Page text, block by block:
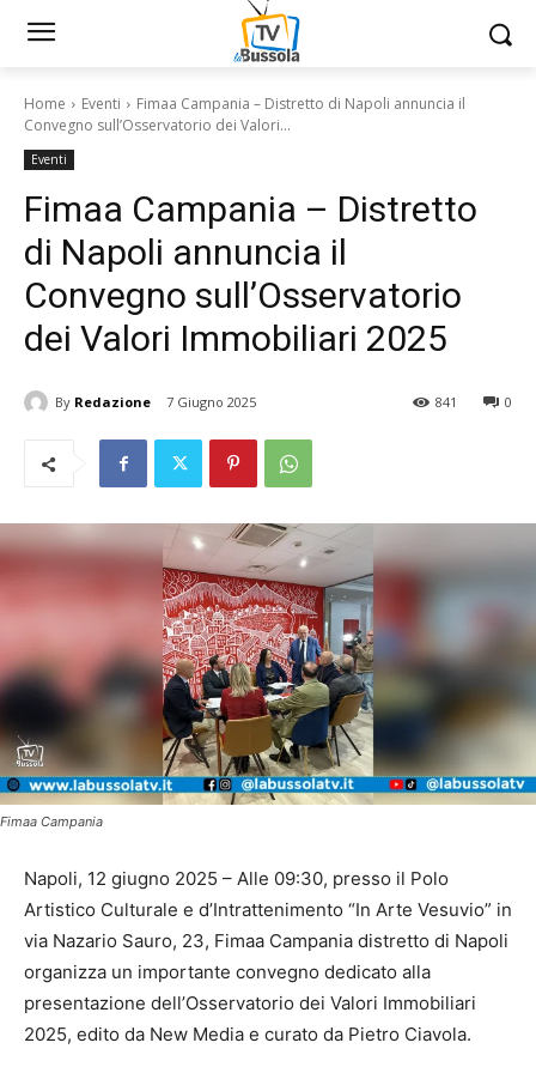
Home Eventi
Fimaa Campania – Distretto di Napoli annuncia il
Convegno sull’Osservatorio dei Valori...
Eventi
Fimaa Campania – Distretto
di Napoli annuncia il
Convegno sull’Osservatorio
dei Valori Immobiliari 2025
By Redazione 7 Giugno 2025 0
841
Fimaa Campania
Napoli, 12 giugno 2025 – Alle 09:30, presso il Polo
Artistico Culturale e d’Intrattenimento “In Arte Vesuvio” in
via Nazario Sauro, 23, Fimaa Campania distretto di Napoli
organizza un importante convegno dedicato alla
presentazione dell’Osservatorio dei Valori Immobiliari
2025, edito da New Media e curato da Pietro Ciavola.